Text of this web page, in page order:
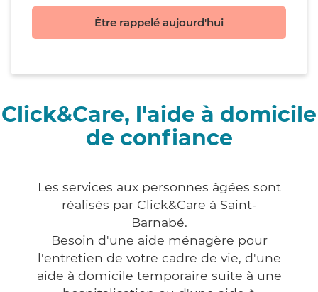
Être rappelé aujourd'hui
Click&Care, l'aide à domicile
de confiance
Les services aux personnes âgées sont
réalisés par Click&Care à Saint-
Barnabé.
Besoin d'une aide ménagère pour
l'entretien de votre cadre de vie, d'une
aide à domicile temporaire suite à une